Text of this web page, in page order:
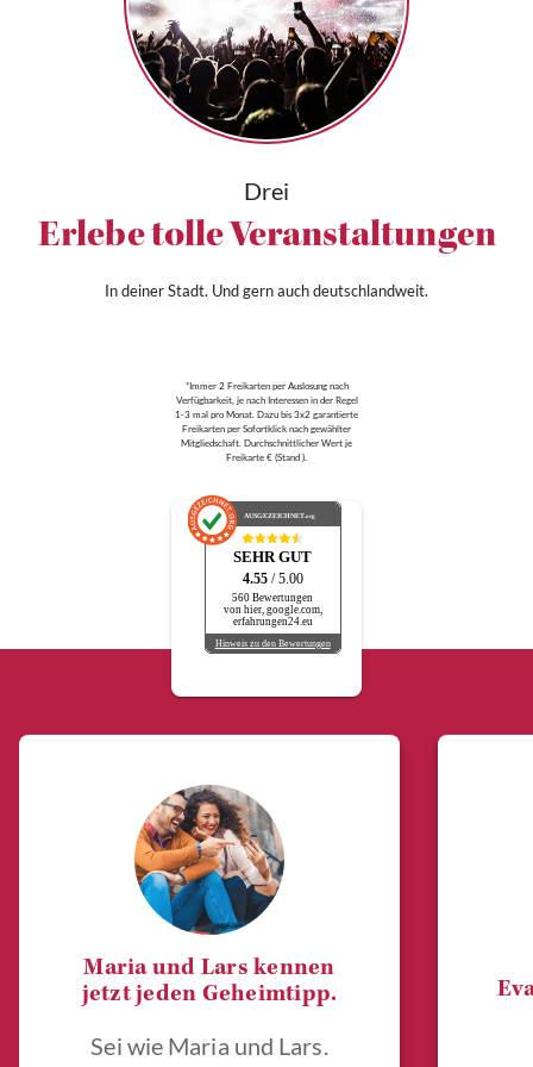
Drei
Erlebe tolle Veranstaltungen
In deiner Stadt. Und gern auch deutschlandweit.
*Immer 2 Freikarten per Auslosung nach
Verfügbarkeit, je nach Interessen in der Regel
1-3 mal pro Monat. Dazu bis 3x2 garantierte
Freikarten per Sofortklick nach gewählter
Mitgliedschaft. Durchschnittlicher Wert je
Freikarte € (Stand ).
AUSGEZEICHNET.org
SEHR GUT
4.55 / 5.00
560 Bewertungen
von hier, google.com,
erfahrungen24.eu
Hinweis zu den Bewertungen
Maria und Lars kennen
jetzt jeden Geheimtipp.
Sei wie Maria und Lars.